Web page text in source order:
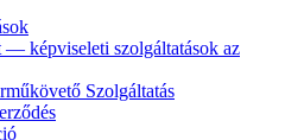
képviseleti szolgáltatások az
Szolgáltatás